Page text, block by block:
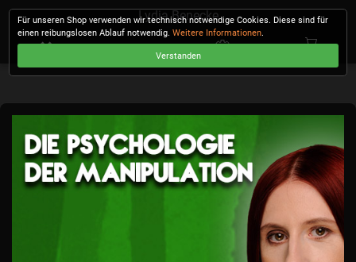
Lydia Benecke
Für unseren Shop verwenden wir technisch notwendige Cookies. Diese sind für
einen reibungslosen Ablauf notwendig.Weitere Informationen.
Verstanden